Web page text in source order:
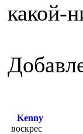
какой-
Kenny
воскрес